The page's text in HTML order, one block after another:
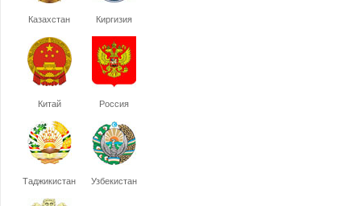
Казахстан Киргизия
Китай Россия
Таджикистан Узбекистан